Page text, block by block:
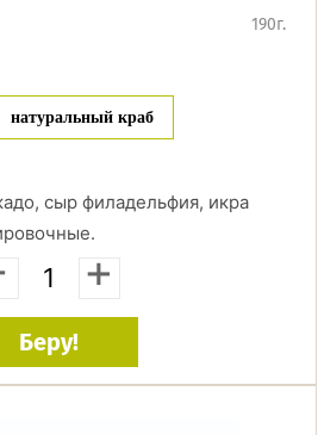
190г.
натуральный краб
сыр филадельфия, икра
+
Беру!